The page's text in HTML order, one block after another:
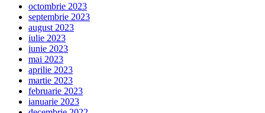
octombrie 2023
septembrie 2023
august 2023
iulie 2023
iunie 2023
mai 2023
aprilie 2023
martie 2023
februarie 2023
ianuarie 2023